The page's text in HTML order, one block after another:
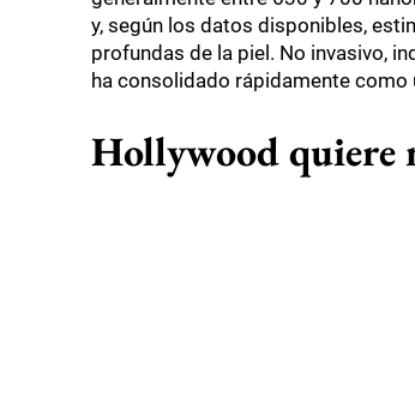
y, según los datos disponibles,
profundas de la piel. No invasivo,
ha consolidado rápidamente como
Hollywood quiere